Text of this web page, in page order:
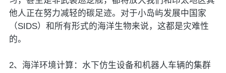
他人正在努力减轻的碳足迹。对于小岛屿发展中国家
（SIDS）和所有形式的海洋生物来说，这都是灾难性
的。
2、海洋环境计算：水下仿生设备和机器人车辆的集群